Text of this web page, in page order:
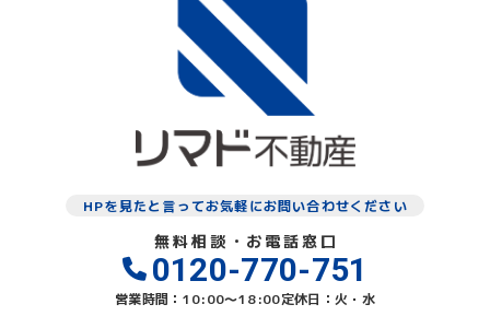
HPを見たと言ってお気軽にお問い合わせください
無料相談・お電話窓口
0120-770-751
営業時間：10:00〜18:00定休日：火・水